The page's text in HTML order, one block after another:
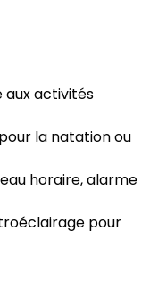
aux activités
la natation ou
horaire, alarme
pour